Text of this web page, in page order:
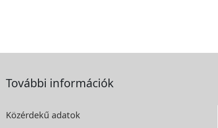
További információk
Közérdekű adatok